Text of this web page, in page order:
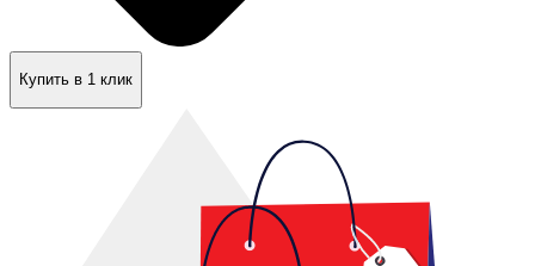
Купить в 1 клик